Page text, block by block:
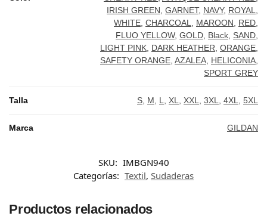
INDIGO
IRISH GREEN, GARNET, NAVY, ROYAL,
WHITE, CHARCOAL, MAROON, RED,
FLUO YELLOW, GOLD, Black, SAND,
LIGHT PINK, DARK HEATHER, ORANGE,
SAFETY ORANGE, AZALEA, HELICONIA,
SPORT GREY
Talla S, M, L, XL, XXL, 3XL, 4XL, 5XL
Marca GILDAN
SKU: IMBGN940
Categorías: Textil, Sudaderas
Productos relacionados